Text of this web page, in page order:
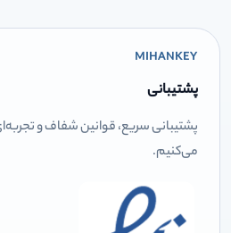
MIHANKEY
پشتیبانی
پشتیبانی سریع، قوانین شفاف و تجربه‌ای
می‌کنیم.